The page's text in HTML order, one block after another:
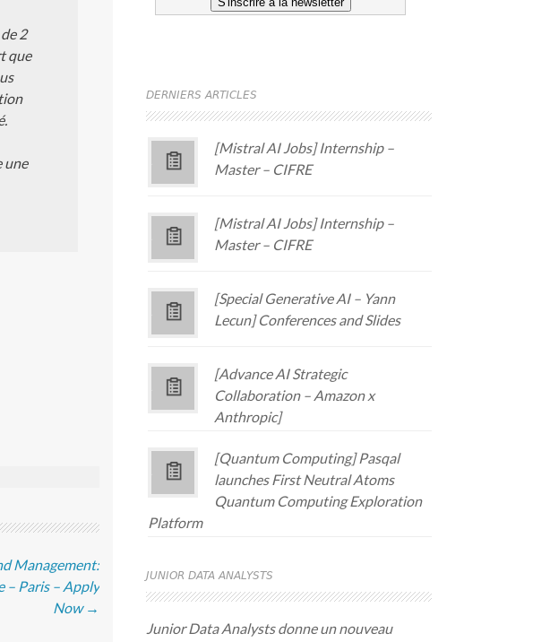
2
que
une
Management:
– Paris – Apply
Now →
DERNIERS ARTICLES
[Mistral AI Jobs] Internship –
Master – CIFRE
[Mistral AI Jobs] Internship –
Master – CIFRE
[Special Generative AI – Yann
Lecun] Conferences and Slides
[Advance AI Strategic
Collaboration – Amazon x
Anthropic]
[Quantum Computing] Pasqal
launches First Neutral Atoms
Quantum Computing Exploration
Platform
JUNIOR DATA ANALYSTS
Junior Data Analysts donne un nouveau